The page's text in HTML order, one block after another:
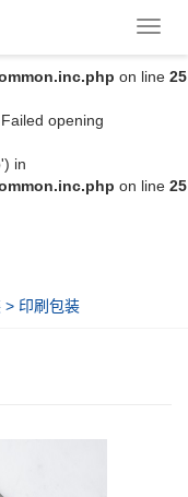
]: failed
on line 25
opening
in
on line 25
导
菜
> 印刷包装